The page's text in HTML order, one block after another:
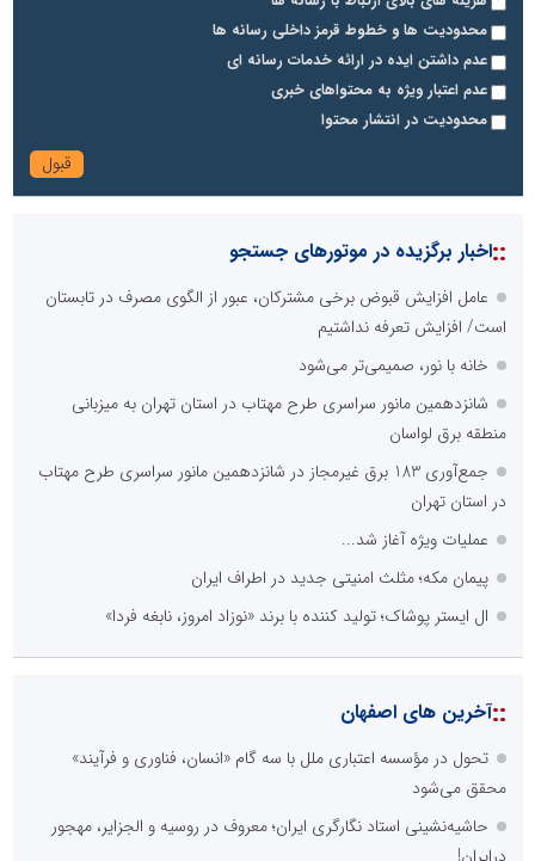
محدودیت ها و خطوط قرمز داخلی رسانه ها
عدم داشتن ایده در ارائه خدمات رسانه ای
عدم اعتبار ویژه به محتواهای خبری
محدودیت در انتشار محتوا
::اخبار برگزیده در موتورهای جستجو
عامل افزایش قبوض برخی مشترکان، عبور از الگوی مصرف در تابستان
است/ افزایش تعرفه نداشتیم
خانه با نور، صمیمی‌تر می‌شود
شانزدهمین مانور سراسری طرح مهتاب در استان تهران به میزبانی
منطقه برق لواسان
جمع‌آوری 183 برق غیرمجاز در شانزدهمین مانور سراسری طرح مهتاب
در استان تهران
عملیات ویژه آغاز شد...
پیمان مکه؛ مثلث امنیتی جدید در اطراف ایران
ال ایستر پوشاک؛ تولید کننده با برند «نوزاد امروز، نابغه فردا»
::آخرین های اصفهان
تحول در مؤسسه اعتباری ملل با سه گام «انسان، فناوری و فرآیند»
محقق می‌شود
حاشیه‌نشینی استاد نگارگری ایران؛ معروف در روسیه و الجزایر، مهجور
درایران!